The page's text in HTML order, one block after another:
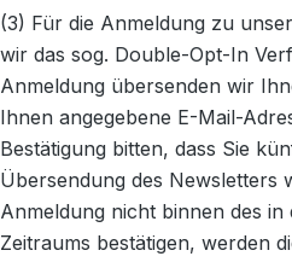
(3) Für die Anmeldung zu
wir das sog. Double-Opt-In
Anmeldung übersenden wir
Ihnen angegebene E-Mail-
Bestätigung bitten, dass Sie
Übersendung des Newsletters
Anmeldung nicht binnen des
Zeitraums bestätigen, werden